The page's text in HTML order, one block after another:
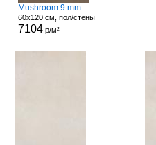
Mushroom 9 mm
60x120 см, пол/стены
7104 р/м²